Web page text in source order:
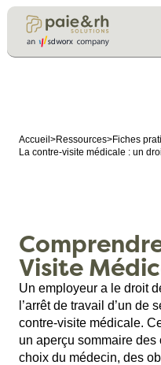
Accueil >Ressources>Fiches
La contre-visite médicale : un
Visite
Un employeur a le droit
l’arrêt de travail d’un de
contre-visite médicale.
un aperçu sommaire
choix du médecin, des